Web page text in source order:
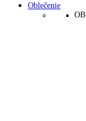
Oblečenie